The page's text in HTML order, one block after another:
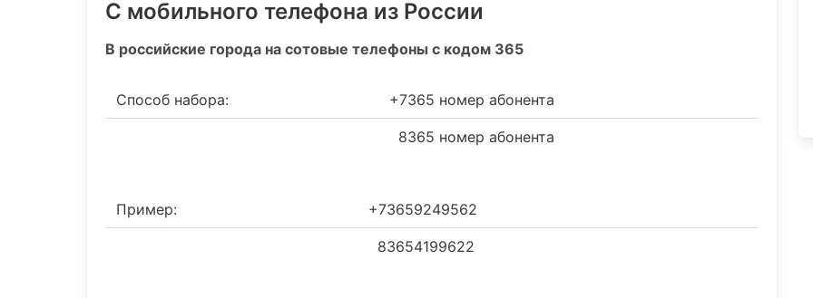
С мобильного телефона из России
В российские города на сотовые телефоны с кодом 365
Способ набора: +7365 номер абонента
8365 номер абонента
Пример: +73659249562
83654199622